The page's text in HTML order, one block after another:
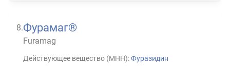
8.Фурамаг®
Furamag
Действующее вещество (МНН):Фуразидин